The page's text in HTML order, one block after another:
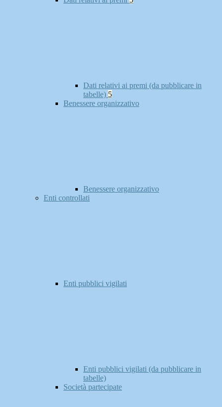
Dati relativi ai premi (da pubblicare in
tabelle) 5
Benessere organizzativo
Benessere organizzativo
Enti controllati
Enti pubblici vigilati
Enti pubblici vigilati (da pubblicare in
tabelle)
Società partecipate